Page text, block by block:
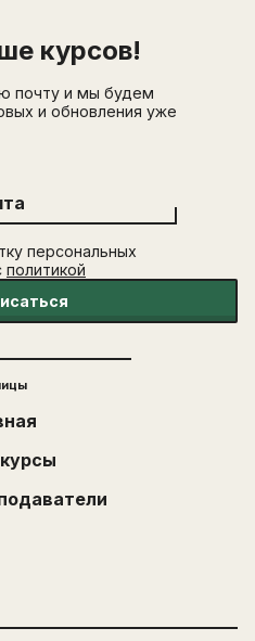
курсов!
почту и мы будем
и обновления уже
персональных
политикой